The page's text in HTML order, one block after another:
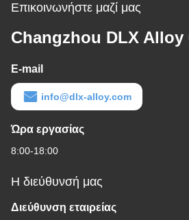
Επικοινωνήστε μαζί μας
Changzhou DLX Alloy
E-mail
info@dlx-alloy.com
Ώρα εργασίας
8:00-18:00
Η διεύθυνσή μας
Διεύθυνση εταιρείας